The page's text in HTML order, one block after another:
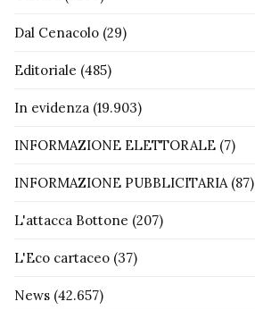
Dal Cenacolo (29)
Editoriale (485)
In evidenza (19.903)
INFORMAZIONE ELETTORALE (7)
INFORMAZIONE PUBBLICITARIA(87)
L'attacca Bottone (207)
L'Eco cartaceo (37)
News (42.657)